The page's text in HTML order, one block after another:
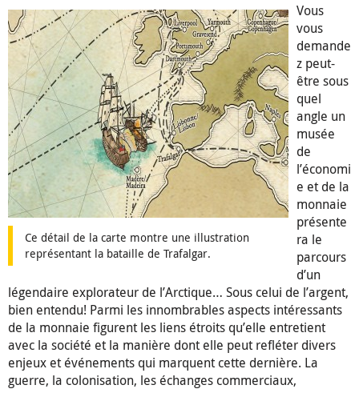
Ce détail de la carte montre une illustration
représentant la bataille de Trafalgar.
Vous
vous
demande
z peut-
être sous
quel
angle un
musée
de
l’économi
e et de la
monnaie
présente
ra le
parcours
d’un
légendaire explorateur de l’Arctique… Sous celui de l’argent,
bien entendu! Parmi les innombrables aspects intéressants
de la monnaie figurent les liens étroits qu’elle entretient
avec la société et la manière dont elle peut refléter divers
enjeux et événements qui marquent cette dernière. La
guerre, la colonisation, les échanges commerciaux,